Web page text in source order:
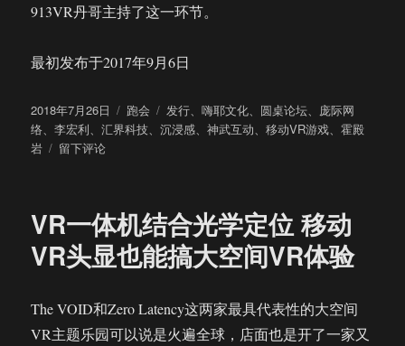
913VR丹哥主持了这一环节。
最初发布于2017年9月6日
发
布
于
2018年7月26日
分
类
跑会
标
签
发行、嗨耶文化、 圆桌论坛、 庞际网
络、李宏利、汇界科技、沉浸感、神武互动、移动VR游戏、霍殿
岩
于
游
开
沙
龙
留下评论
VR一体机结合光学定位 移动
VR头显也能搞大空间VR体验
The VOID和Zero Latency这两家最具代表性的大空间
VR主题乐园可以说是火遍全球，店面也是开了一家又